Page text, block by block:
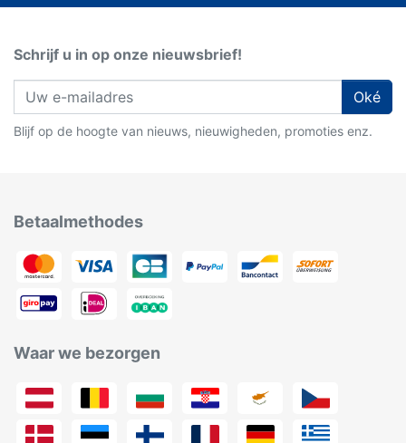
Schrijf u in op onze nieuwsbrief!
Oké
Blijf op de hoogte van nieuws, nieuwigheden, promoties enz.
Betaalmethodes
Waar we bezorgen